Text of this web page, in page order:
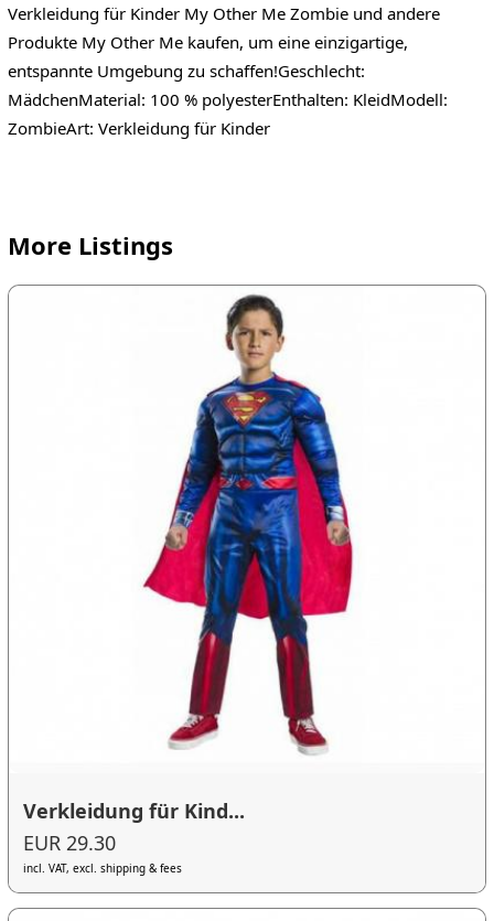
Verkleidung für Kinder My Other Me Zombie und andere
Produkte My Other Me kaufen, um eine einzigartige,
entspannte Umgebung zu schaffen!Geschlecht:
MädchenMaterial: 100 % polyesterEnthalten: KleidModell:
ZombieArt: Verkleidung für Kinder
More Listings
Verkleidung für Kind...
EUR 29.30
incl. VAT, excl. shipping & fees